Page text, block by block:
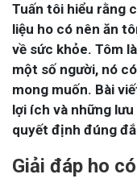
Tuấn tôi hiểu rằng
liệu ho có nên ăn
về sức khỏe. Tôm
một số người, nó
mong muốn. Bài
lợi ích và những
quyết định đúng
Giải đáp ho